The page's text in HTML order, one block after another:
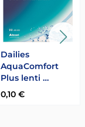
Dailies
AquaComfort
Plus lenti …
0,10 €